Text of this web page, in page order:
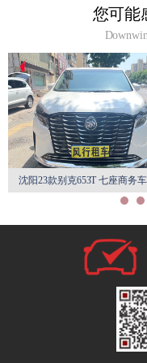
您可能
沈阳23款别克653T 七座商务